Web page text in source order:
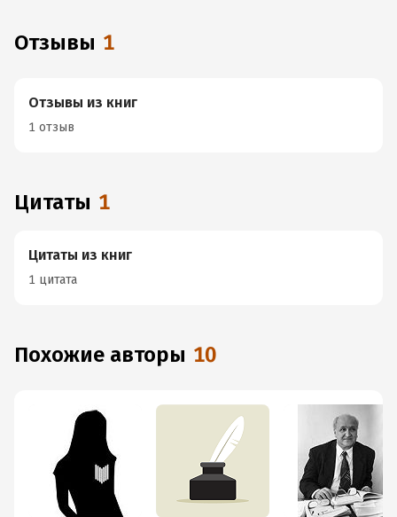
Отзывы 1
Отзывы из книг
1 отзыв
Цитаты 1
Цитаты из книг
1 цитата
Похожие авторы 10